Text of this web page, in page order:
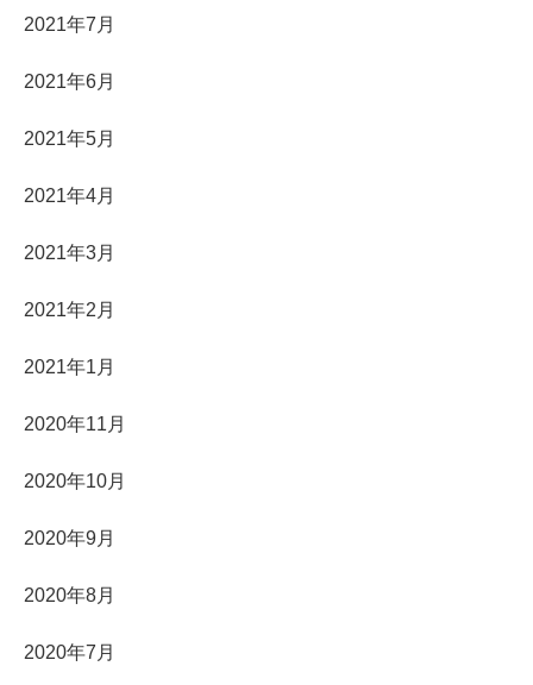
2021年7月
2021年6月
2021年5月
2021年4月
2021年3月
2021年2月
2021年1月
2020年11月
2020年10月
2020年9月
2020年8月
2020年7月